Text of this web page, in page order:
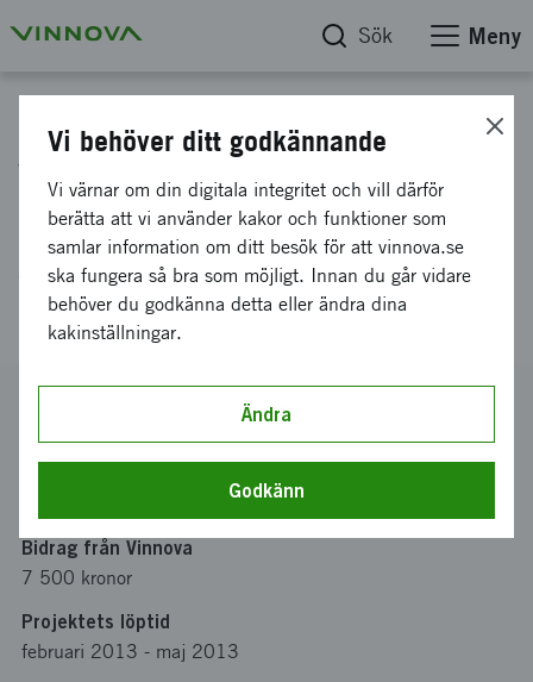
Sök Meny
Visualization and software tool
integration using OSLC to
support efficient product
development
FindOut Technologies AB
Bidrag från Vinnova
7 500 kronor
Projektets löptid
februari 2013 - maj 2013
Vi behöver ditt godkännande
Vi värnar om din digitala integritet och vill därför
berätta att vi använder kakor och funktioner som
samlar information om ditt besök för att vinnova.se
ska fungera så bra som möjligt. Innan du går vidare
behöver du godkänna detta eller ändra dina
kakinställningar.
Ändra
Godkänn